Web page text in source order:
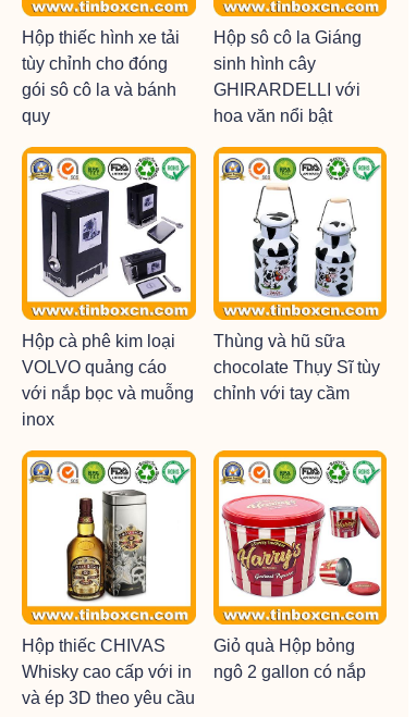
Hộp thiếc hình xe tải
tùy chỉnh cho đóng
gói sô cô la và bánh
quy
Hộp sô cô la Giáng
sinh hình cây
GHIRARDELLI với
hoa văn nổi bật
Hộp cà phê kim loại
VOLVO quảng cáo
với nắp bọc và muỗng
inox
Thùng và hũ sữa
chocolate Thụy Sĩ tùy
chỉnh với tay cầm
Hộp thiếc CHIVAS
Whisky cao cấp với in
và ép 3D theo yêu cầu
Giỏ quà Hộp bỏng
ngô 2 gallon có nắp